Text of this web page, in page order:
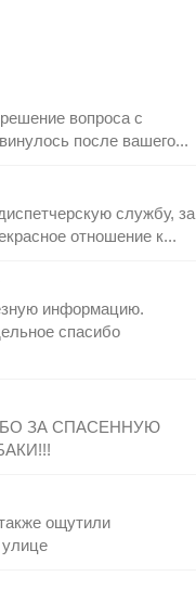
вопроса с
после вашего...
службу, за
отношение к...
информацию.
спасибо
ЗА СПАСЕННУЮ
ощутили
улице